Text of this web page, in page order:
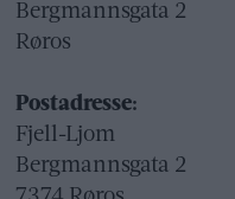
Bergmannsgata 2
Røros
Postadresse:
Fjell-Ljom
Bergmannsgata 2